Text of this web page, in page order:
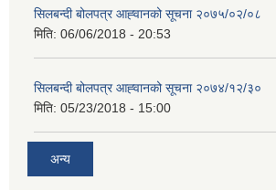
सिलबन्दी बोलपत्र आह्‍वानको सूचना २०७५/०२/०८
मिति: 06/06/2018 - 20:53
सिलबन्दी बोलपत्र आह्‍वानको सूचना २०७४/१२/३०
मिति: 05/23/2018 - 15:00
अन्य